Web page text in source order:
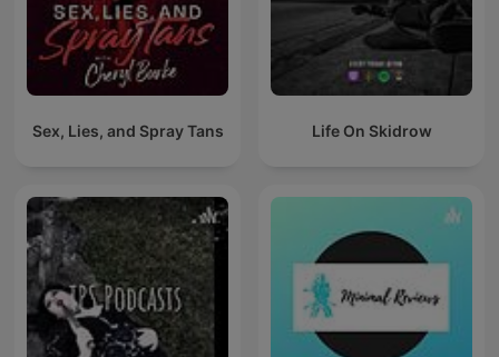
Sex, Lies, and Spray Tans Life On Skidrow